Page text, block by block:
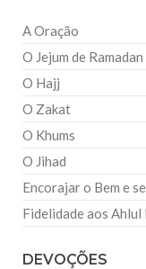
A Oração
O Jejum de Ramadan
O Hajj
O Zakat
O Khums
O Jihad
Encorajar o Bem e
Fidelidade aos Ahlul
DEVOÇÕES